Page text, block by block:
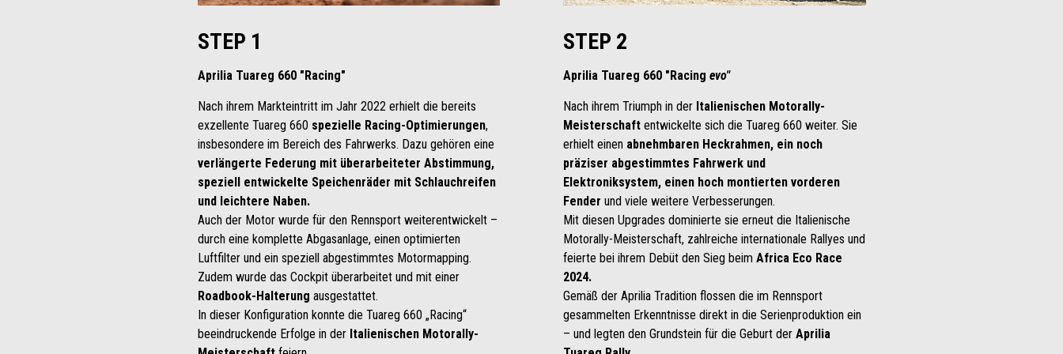
STEP 1
Aprilia Tuareg 660 "Racing"
Nach ihrem Markteintritt im Jahr 2022 erhielt die bereits
exzellente Tuareg 660 spezielle Racing-Optimierungen,
insbesondere im Bereich des Fahrwerks. Dazu gehören eine
verlängerte Federung mit überarbeiteter Abstimmung,
speziell entwickelte Speichenräder mit Schlauchreifen
und leichtere Naben.
Auch der Motor wurde für den Rennsport weiterentwickelt –
durch eine komplette Abgasanlage, einen optimierten
Luftfilter und ein speziell abgestimmtes Motormapping.
Zudem wurde das Cockpit überarbeitet und mit einer
Roadbook-Halterung ausgestattet.
In dieser Konfiguration konnte die Tuareg 660 „Racing“
beeindruckende Erfolge in der Italienischen Motorally-
STEP 2
Aprilia Tuareg 660 "Racing evo"
Nach ihrem Triumph in der Italienischen Motorally-
Meisterschaft entwickelte sich die Tuareg 660 weiter. Sie
erhielt einen abnehmbaren Heckrahmen, ein noch
präziser abgestimmtes Fahrwerk und
Elektroniksystem, einen hoch montierten vorderen
Fender und viele weitere Verbesserungen.
Mit diesen Upgrades dominierte sie erneut die Italienische
Motorally-Meisterschaft, zahlreiche internationale Rallyes und
feierte bei ihrem Debüt den Sieg beim Africa Eco Race
2024.
Gemäß der Aprilia Tradition flossen die im Rennsport
gesammelten Erkenntnisse direkt in die Serienproduktion ein
– und legten den Grundstein für die Geburt der Aprilia